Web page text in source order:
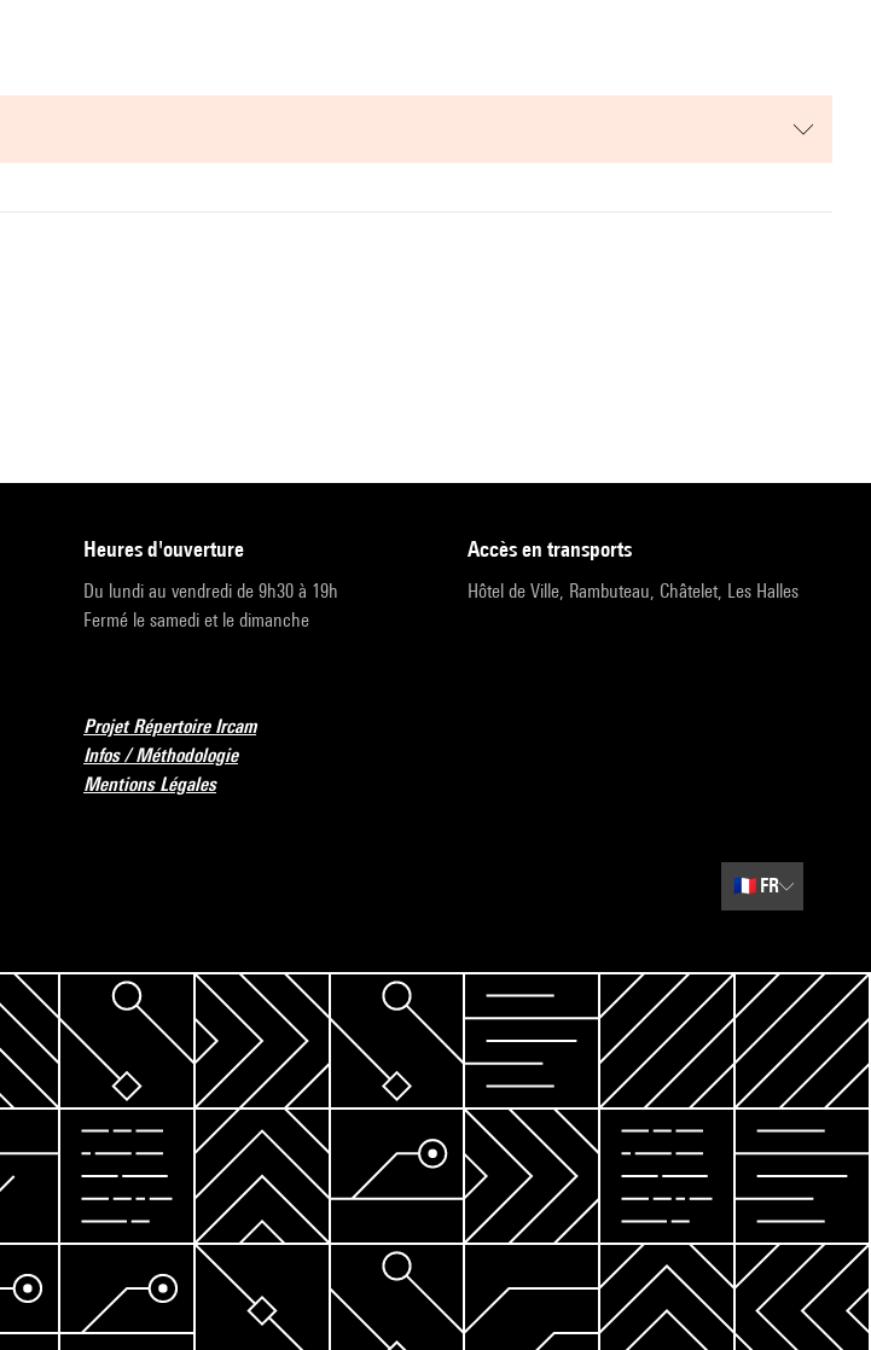
heures d'ouverture
Du lundi au vendredi de 9h30 à 19h
Fermé le samedi et le dimanche
accès en transports
Hôtel de Ville, Rambuteau, Châtelet, Les Halles
Projet Répertoire Ircam
Infos / Méthodologie
Mentions Légales
🇫🇷 FR